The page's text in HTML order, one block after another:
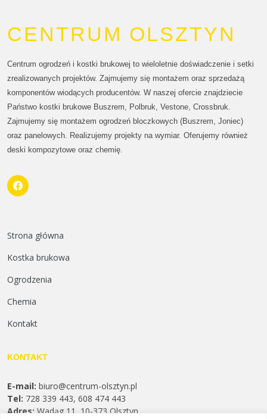
CENTRUM OLSZTYN
Centrum ogrodzeń i kostki brukowej to wieloletnie doświadczenie i setki
zrealizowanych projektów. Zajmujemy się montażem oraz sprzedażą
komponentów wiodących producentów. W naszej ofercie znajdziecie
Państwo kostki brukowe Buszrem, Polbruk, Vestone, Crossbruk.
Zajmujemy się montażem ogrodzeń bloczkowych (Buszrem, Joniec)
oraz panelowych. Realizujemy projekty na wymiar. Oferujemy również
deski kompozytowe oraz chemię.
Strona główna
Kostka brukowa
Ogrodzenia
Chemia
Kontakt
KONTAKT
E-mail: biuro@centrum-olsztyn.pl
Tel: 728 339 443, 608 474 443
Adres:Wadąg 11, 10-373 Olsztyn